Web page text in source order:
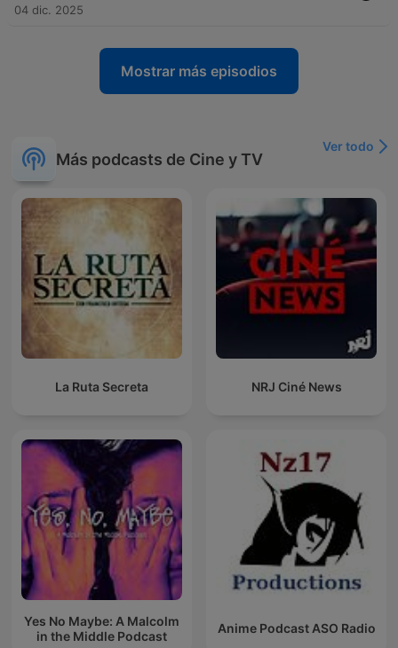
04 dic. 2025
Mostrar más episodios
Más podcasts de Cine y TV
Ver todo
La Ruta Secreta NRJ Ciné News
Yes No Maybe: A Malcolm
in the Middle Podcast
Anime Podcast ASO Radio